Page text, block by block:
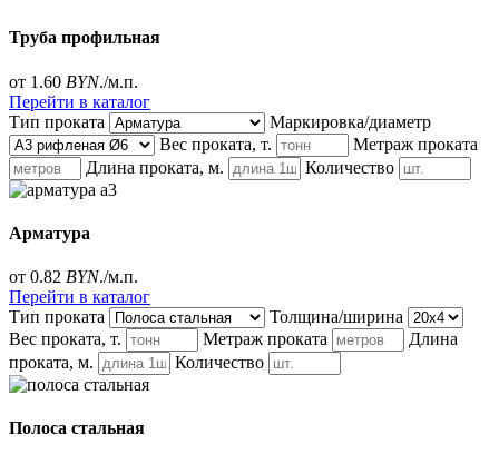
Труба профильная
от 1.60 BYN./м.п.
Перейти в каталог
Тип проката
Маркировка/диаметр
Вес проката, т.
Метраж проката
Длина проката, м.
Количество
Арматура
от 0.82 BYN./м.п.
Перейти в каталог
Тип проката
Толщина/ширина
Вес проката, т.
Метраж проката
Длина
проката, м.
Количество
Полоса стальная